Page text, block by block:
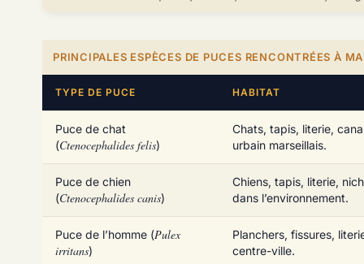
PRINCIPALES ESPÈCES DE PUCES RENCONTRÉES À
TYPE DE PUCE HABITAT
Puce de chat
(Ctenocephalides felis)
Chats, tapis, literie,
urbain marseillais.
Puce de chien
(Ctenocephalides canis)
Chiens, tapis, literie,
dans l’environnement.
Puce de l’homme (Pulex
irritans)
Planchers, fissures,
centre-ville.